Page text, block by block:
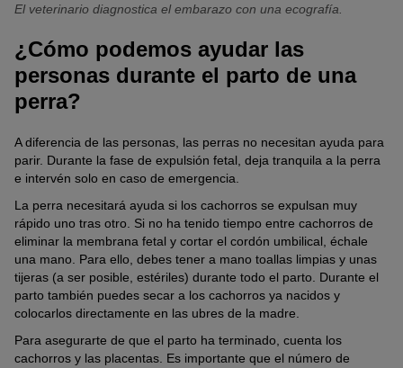
El veterinario diagnostica el embarazo con una ecografía.
¿Cómo podemos ayudar las
personas durante el parto de una
perra?
A diferencia de las personas, las perras no necesitan ayuda para
parir. Durante la fase de expulsión fetal, deja tranquila a la perra
e intervén solo en caso de emergencia.
La perra necesitará ayuda si los cachorros se expulsan muy
rápido uno tras otro. Si no ha tenido tiempo entre cachorros de
eliminar la membrana fetal y cortar el cordón umbilical, échale
una mano. Para ello, debes tener a mano toallas limpias y unas
tijeras (a ser posible, estériles) durante todo el parto. Durante el
parto también puedes secar a los cachorros ya nacidos y
colocarlos directamente en las ubres de la madre.
Para asegurarte de que el parto ha terminado, cuenta los
cachorros y las placentas. Es importante que el número de